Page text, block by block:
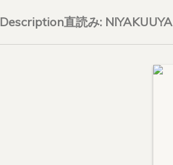
Description直読み: NIYAKUUYA